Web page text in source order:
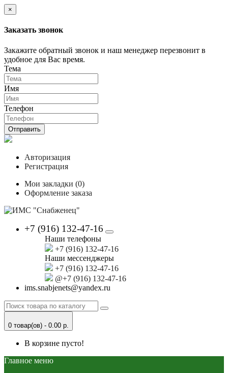
×
Заказать звонок
Закажите обратный звонок и наш менеджер перезвонит в
удобное для Вас время.
Тема
Имя
Телефон
Отправить
Авторизация
Регистрация
Мои закладки (0)
Оформление заказа
+7 (916) 132-47-16
Наши телефоны
+7 (916) 132-47-16
Наши мессенджеры
+7 (916) 132-47-16
@+7 (916) 132-47-16
ims.snabjenets@yandex.ru
0 товар(ов) - 0.00 р.
В корзине пусто!
Главное меню